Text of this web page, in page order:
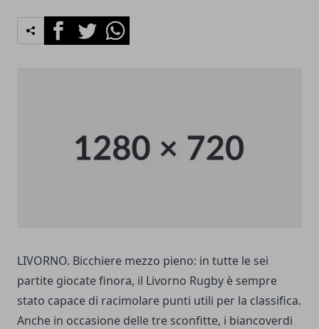
FacebookTwitterWhatsapp
LIVORNO. Bicchiere mezzo pieno: in tutte le sei
partite giocate finora, il Livorno Rugby è sempre
stato capace di racimolare punti utili per la classifica.
Anche in occasione delle tre sconfitte, i biancoverdi